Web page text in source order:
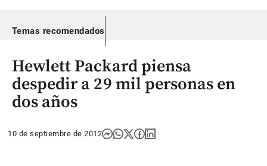
Temas recomendados
Hewlett Packard piensa
despedir a 29 mil personas en
dos años
10 de septiembre de 2012